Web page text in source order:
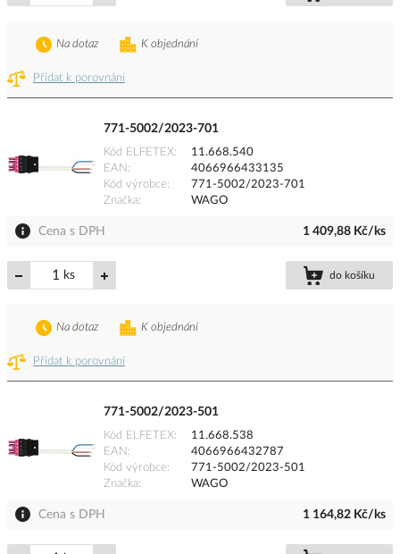
Přidat k porovnání
K objednání
Na dotaz
771-5002/2023-701
Kód ELFETEX
11.668.540
EAN
4066966433135
Kód výrobce
771-5002/2023-701
Značka
WAGO
Cena s DPH 1 409,88 Kč/ks
ks do košíku
Přidat k porovnání
K objednání
Na dotaz
771-5002/2023-501
Kód ELFETEX
11.668.538
EAN
4066966432787
Kód výrobce
771-5002/2023-501
Značka
WAGO
Cena s DPH 1 164,82 Kč/ks